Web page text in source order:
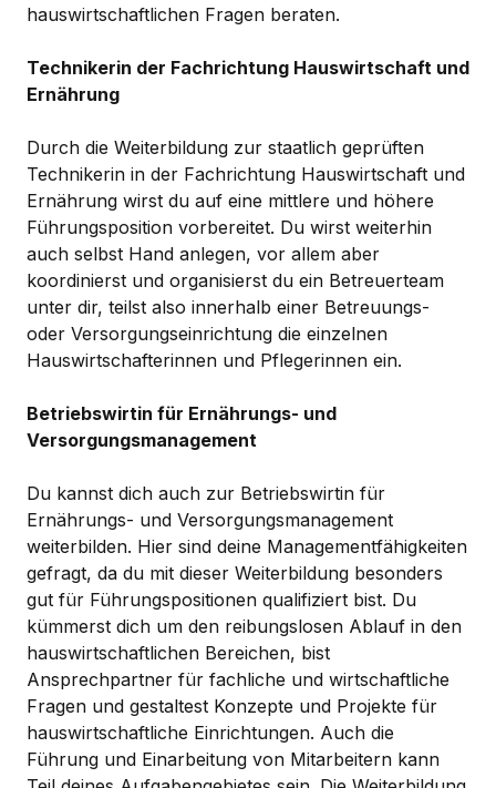
hauswirtschaftlichen Fragen beraten.
Technikerin der Fachrichtung Hauswirtschaft und
Ernährung
Durch die Weiterbildung zur staatlich geprüften
Technikerin in der Fachrichtung Hauswirtschaft und
Ernährung wirst du auf eine mittlere und höhere
Führungsposition vorbereitet. Du wirst weiterhin
auch selbst Hand anlegen, vor allem aber
koordinierst und organisierst du ein Betreuerteam
unter dir, teilst also innerhalb einer Betreuungs-
oder Versorgungseinrichtung die einzelnen
Hauswirtschafterinnen und Pflegerinnen ein.
Betriebswirtin für Ernährungs- und
Versorgungsmanagement
Du kannst dich auch zur Betriebswirtin für
Ernährungs- und Versorgungsmanagement
weiterbilden. Hier sind deine Managementfähigkeiten
gefragt, da du mit dieser Weiterbildung besonders
gut für Führungspositionen qualifiziert bist. Du
kümmerst dich um den reibungslosen Ablauf in den
hauswirtschaftlichen Bereichen, bist
Ansprechpartner für fachliche und wirtschaftliche
Fragen und gestaltest Konzepte und Projekte für
hauswirtschaftliche Einrichtungen. Auch die
Führung und Einarbeitung von Mitarbeitern kann